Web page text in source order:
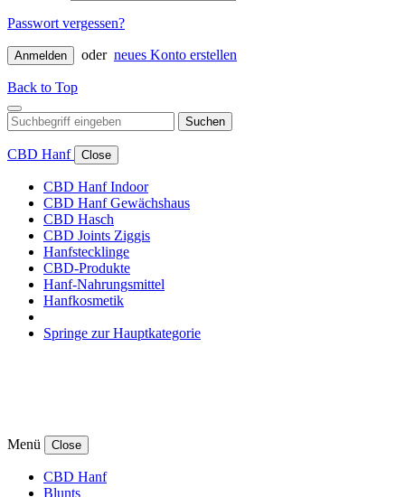
Passwort vergessen?
Anmelden oder neues Konto erstellen
Back to Top
Suchen
CBD Hanf Close
CBD Hanf Indoor
CBD Hanf Gewächshaus
CBD Hasch
CBD Joints Ziggis
Hanfstecklinge
CBD-Produkte
Hanf-Nahrungsmittel
Hanfkosmetik
Springe zur Hauptkategorie
Menü Close
CBD Hanf
Blunts